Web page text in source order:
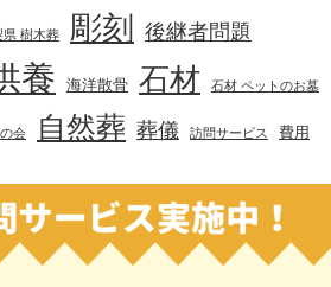
県 樹木葬 彫刻 後継者問題
養 海洋散骨 石材 石材 ペットのお墓
会 自然葬 葬儀 訪問サービス 費用